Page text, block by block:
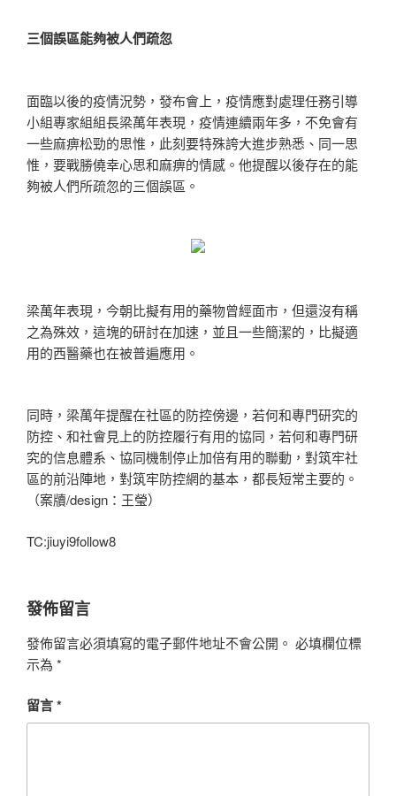
三個誤區能夠被人們疏忽
面臨以後的疫情況勢，發布會上，疫情應對處理任務引導
小組專家組組長梁萬年表現，疫情連續兩年多，不免會有
一些麻痹松勁的思惟，此刻要特殊誇大進步熟悉、同一思
惟，要戰勝僥幸心思和麻痹的情感。他提醒以後存在的能
夠被人們所疏忽的三個誤區。
梁萬年表現，今朝比擬有用的藥物曾經面市，但還沒有稱
之為殊效，這塊的研討在加速，並且一些簡潔的，比擬適
用的西醫藥也在被普遍應用。
同時，梁萬年提醒在社區的防控傍邊，若何和專門研究的
防控、和社會見上的防控履行有用的協同，若何和專門研
究的信息體系、協同機制停止加倍有用的聯動，對筑牢社
區的前沿陣地，對筑牢防控網的基本，都長短常主要的。
（案牘/design：王瑩）
TC:jiuyi9follow8
發佈留言
發佈留言必須填寫的電子郵件地址不會公開。 必填欄位標
示為 *
留言*